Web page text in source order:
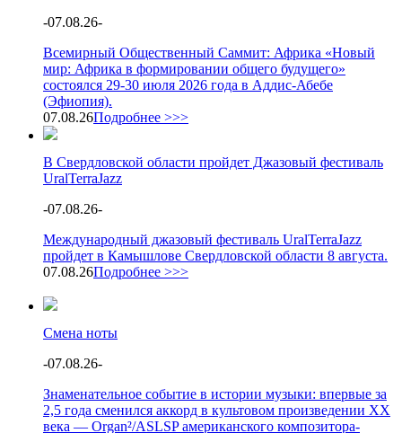
-07.08.26-
Всемирный Общественный Саммит: Африка «Новый
мир: Африка в формировании общего будущего»
состоялся 29-30 июля 2026 года в Аддис-Абебе
(Эфиопия).
07.08.26Подробнее >>>
В Свердловской области пройдет Джазовый фестиваль
UralTerraJazz
-07.08.26-
Международный джазовый фестиваль UralTerraJazz
пройдет в Камышлове Свердловской области 8 августа.
07.08.26Подробнее >>>
Смена ноты
-07.08.26-
Знаменательное событие в истории музыки: впервые за
2,5 года сменился аккорд в культовом произведении XX
века — Organ²/ASLSP американского композитора-